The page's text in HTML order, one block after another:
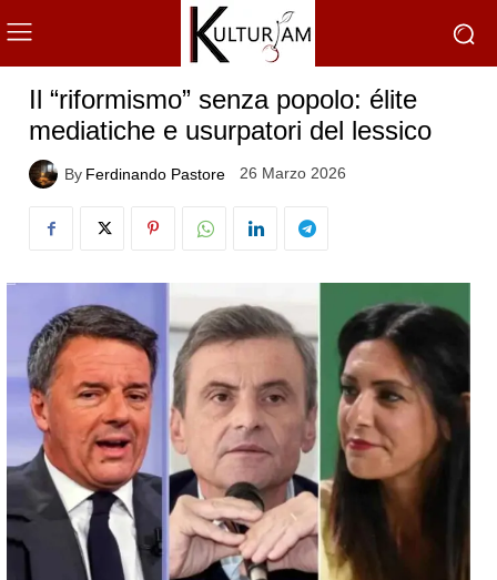
Il “riformismo” senza popolo: élite
mediatiche e usurpatori del lessico
By Ferdinando Pastore 26 Marzo 2026